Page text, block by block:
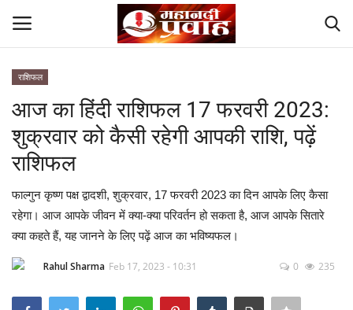
Home
देश
मनोरंजन
राज्य
राशिफल
आज का हिंदी राशिफल 17 फरवरी 2023:
शुक्रवार को कैसी रहेगी आपकी राशि, पढ़ें
राशिफल
फाल्गुन कृष्ण पक्ष द्वादशी, शुक्रवार, 17 फरवरी 2023 का दिन आपके लिए कैसा
रहेगा। आज आपके जीवन में क्या-क्या परिवर्तन हो सकता है, आज आपके सितारे
क्या कहते हैं, यह जानने के लिए पढ़ें आज का भविष्यफल।
Rahul Sharma Feb 17, 2023 - 10:31 0 235